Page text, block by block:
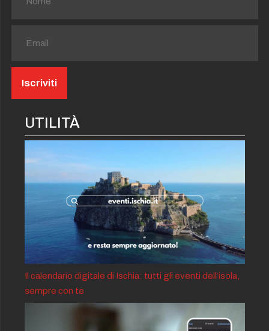
UTILITÀ
Il calendario digitale di Ischia: tutti gli eventi dell’isola,
sempre con te